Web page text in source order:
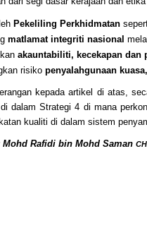
Pekeliling Perkhidmatan
matlamat integriti nasional
akauntabiliti, kecekapan dan
risiko penyalahgunaan
kepada artikel di atas,
dalam Strategi 4 di mana
kualiti di dalam sistem
Mohd Rafidi bin Mohd Saman